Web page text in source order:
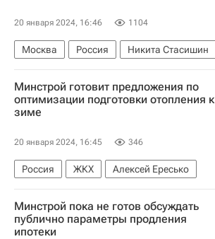
20 января 2024, 16:46 1104
Москва Россия
Никита Стасишин
Жилье
Центральный Банк РФ (ЦБ РФ)
Минстрой готовит предложения по
оптимизации подготовки отопления к
зиме
20 января 2024, 16:45 346
Россия ЖКХ Алексей Ересько
Минстрой пока не готов обсуждать
публично параметры продления
ипотеки